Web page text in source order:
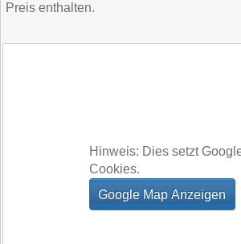
Preis enthalten.
Hinweis: Dies setzt
Cookies.